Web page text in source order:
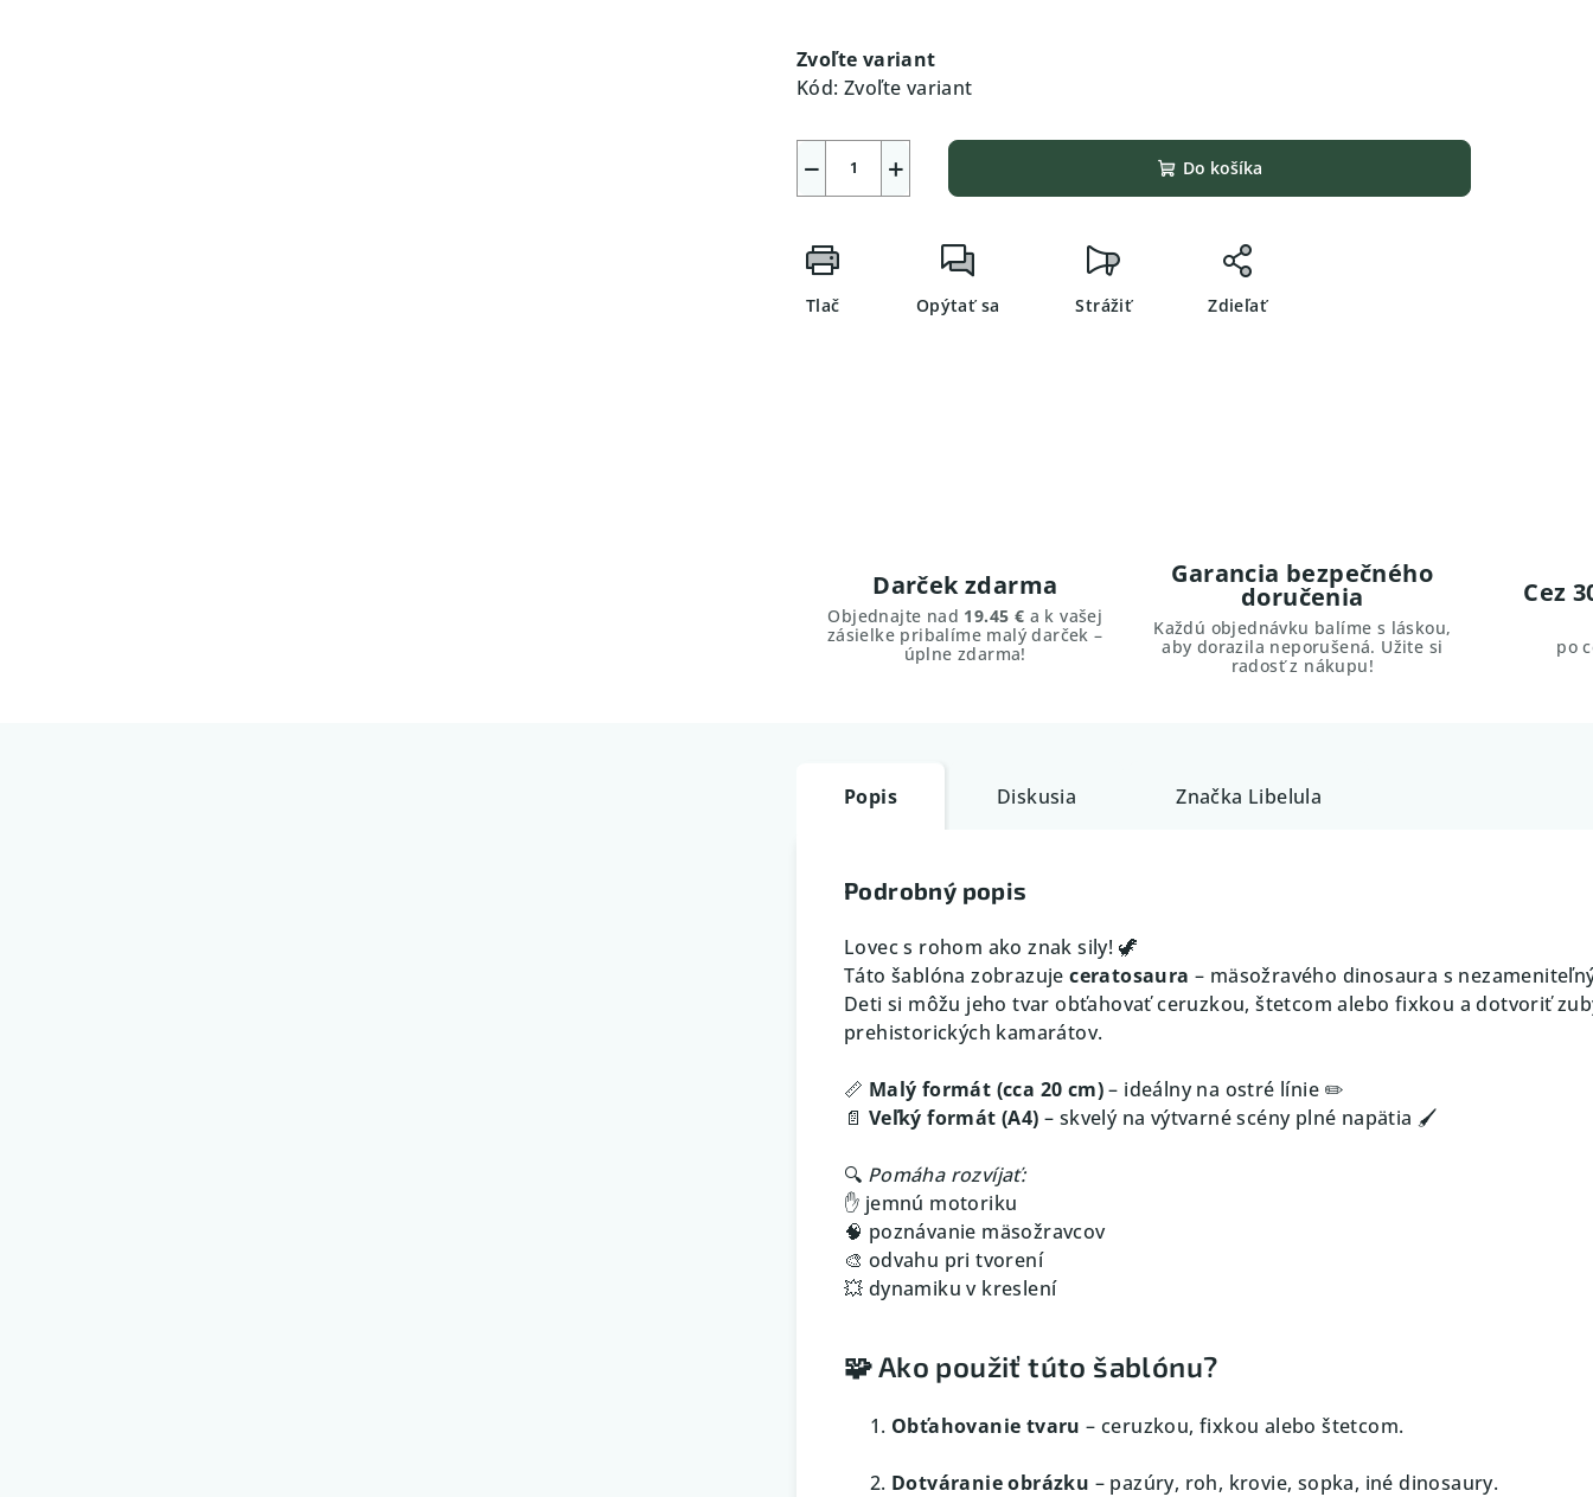
cena:
Zvoľte variant
Kód: Zvoľte variant
+
− Do košíka
Tlač Opýtať sa Strážiť Zdieľať
Darček zdarma
Objednajte nad 19.45 € a k vašej
zásielke pribalíme malý darček –
úplne zdarma!
Garancia bezpečného
doručenia
Každú objednávku balíme s láskou,
aby dorazila neporušená. Užite si
radosť z nákupu!
Cez
po
Popis Diskusia Značka Libelula
Podrobný popis
Lovec s rohom ako znak sily! 🦖
Táto šablóna zobrazujeceratosaura – mäsožravého dinosaura s
Deti si môžu jeho tvar obťahovať ceruzkou, štetcom alebo fixkou a dotvoriť
prehistorických kamarátov.
📏 Malý formát (cca 20 cm)– ideálny na ostré línie ✏️
📄 Veľký formát (A4) – skvelý na výtvarné scény plné napätia 🖌️
🔍 Pomáha rozvíjať:
✋ jemnú motoriku
🧠 poznávanie mäsožravcov
🎨 odvahu pri tvorení
💥 dynamiku v kreslení
🧩 Ako použiť túto šablónu?
Obťahovanie tvaru – ceruzkou, fixkou alebo štetcom.
Dotváranie obrázku – pazúry, roh, krovie, sopka, iné dinosaury.